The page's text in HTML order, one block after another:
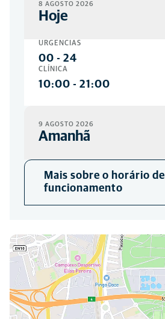
8 AGOSTO 2026
Hoje
URGÊNCIAS
00 - 24
CLÍNICA
10:00 - 21:00
9 AGOSTO 2026
Amanhã
00-24
CLÍNICA
Fechadas
Mais sobre o horário de
funcionamento
Você pode nos encontrar aqui